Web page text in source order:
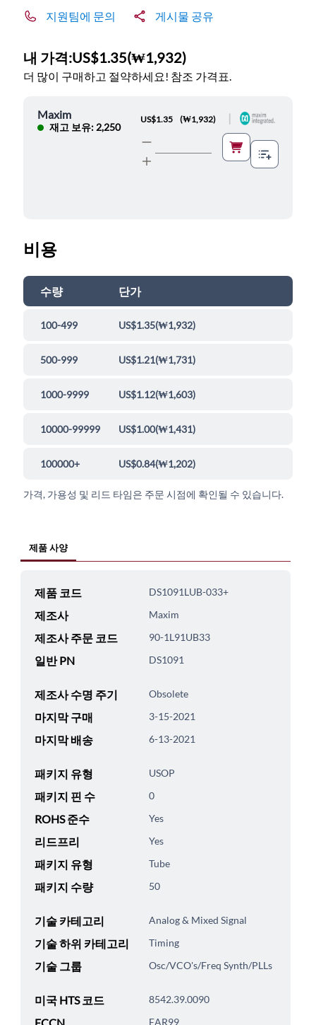
지원팀에 문의 게시물 공유
내 가격:US$1.35(₩1,932)
더 많이 구매하고 절약하세요! 참조 가격표.
Maxim
재고 보유: 2,250
US$1.35 (₩1,932)
비용
수량 단가
100-499 US$1.35(₩1,932)
500-999 US$1.21(₩1,731)
1000-9999 US$1.12(₩1,603)
10000-99999 US$1.00(₩1,431)
100000+ US$0.84(₩1,202)
가격, 가용성 및 리드 타임은 주문 시점에 확인될 수 있습니다.
제품 사양
제품 코드 DS1091LUB-033+
제조사 Maxim
제조사 주문 코드 90-1L91UB33
일반 PN DS1091
제조사 수명 주기 Obsolete
마지막 구매 3-15-2021
마지막 배송 6-13-2021
패키지 유형 USOP
패키지 핀 수 0
ROHS 준수 Yes
리드프리 Yes
패키지 유형 Tube
패키지 수량 50
기술 카테고리 Analog & Mixed Signal
기술 하위 카테고리 Timing
기술 그룹 Osc/VCO's/Freq Synth/PLLs
미국 HTS 코드 8542.39.0090
EAR99